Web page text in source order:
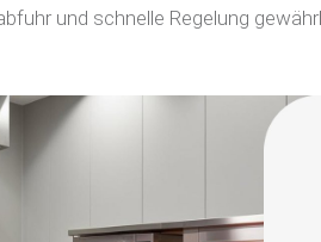
und schnelle Regelung